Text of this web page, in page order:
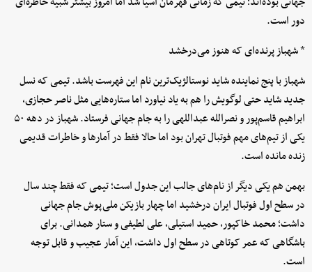
دور است.
* شهباز پرنده‌ای که هنوز می‌درخشد
شهباز با پنج نماینده شاید نوستالژیک‌ترین نام این فهرست باشد. تیمی که نسل
جدید شاید حتی لوگویش را هم به یاد نیاورد اما ستاره‌هایی مثل ناصر حجازی،
ابراهیم قاسم‌پور و نصرالله عبداللهی را به جام جهانی فرستاد. شهباز در دهه ۵۰
یکی از تیم‌های مهم فوتبال تهران بود اما حالا فقط در آمارها و خاطرات قدیمی
زنده مانده است.
بهمن هم یکی دیگر از نام‌های جالب این جدول است؛ تیمی که فقط چند سال
در سطح اول فوتبال ایران درخشید اما چهار بازیکن ملی‌پوش جام جهانی
داشت؛ محمد خاکپور، حمید استیلی، علی لطیفی و ستار همدانی. برای
باشگاهی که عمر کوتاهی در سطح اول داشت، این آمار عجیب و قابل توجه
است.